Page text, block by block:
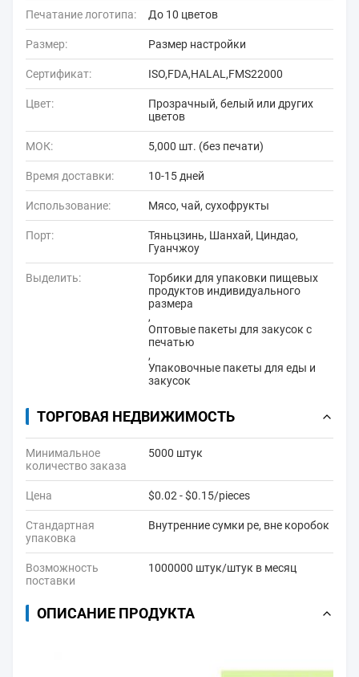
Печатание логотипа: До 10 цветов
Размер: Размер настройки
Сертификат: ISO,FDA,HALAL,FMS22000
Цвет:
Прозрачный, белый или других
цветов
МОК: 5,000 шт. (без печати)
Время доставки: 10-15 дней
Использование: Мясо, чай, сухофрукты
Порт:
Тяньцзинь, Шанхай, Циндао,
Гуанчжоу
Выделить:
Торбики для упаковки пищевых
продуктов индивидуального
размера
,
Оптовые пакеты для закусок с
печатью
,
Упаковочные пакеты для еды и
закусок
ТОРГОВАЯ НЕДВИЖИМОСТЬ
Минимальное
количество заказа
5000 штук
Цена $0.02 - $0.15/pieces
Стандартная
упаковка
Внутренние сумки pe, вне коробок
Возможность
поставки
1000000 штук/штук в месяц
ОПИСАНИЕ ПРОДУКТА